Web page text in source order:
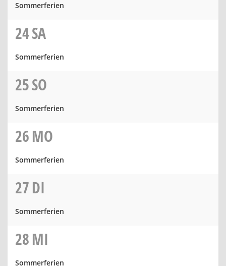
Sommerferien
24SA
Sommerferien
25SO
Sommerferien
26MO
Sommerferien
27DI
Sommerferien
28MI
Sommerferien